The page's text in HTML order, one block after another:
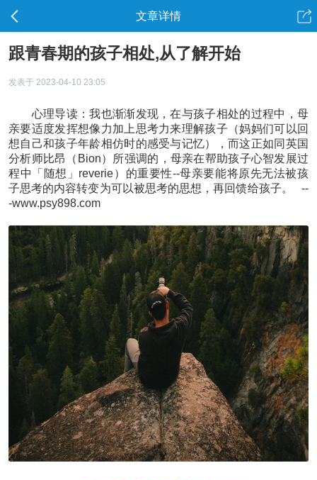
文章详情
跟青春期的孩子相处,从了解开始
发表于 2023-04-10 23:05
心理导读：我也渐渐发现，在与孩子相处的过程中，母
亲要适度发挥想像力加上思考力来理解孩子（妈妈们可以回
想自己和孩子年龄相仿时的感受与记忆），而这正如同英国
分析师比昂（Bion）所强调的，母亲在帮助孩子心智发展过
程中「随想」reverie）的重要性--母亲要能将原先无法被孩
子思考的内容转变为可以被思考的思想，再回馈给孩子。 --
-www.psy898.com